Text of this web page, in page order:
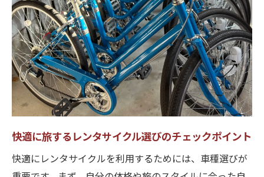
快適に旅するレンタサイクル選びのチェックポイント
快適にレンタサイクルを利用するためには、車種選びが